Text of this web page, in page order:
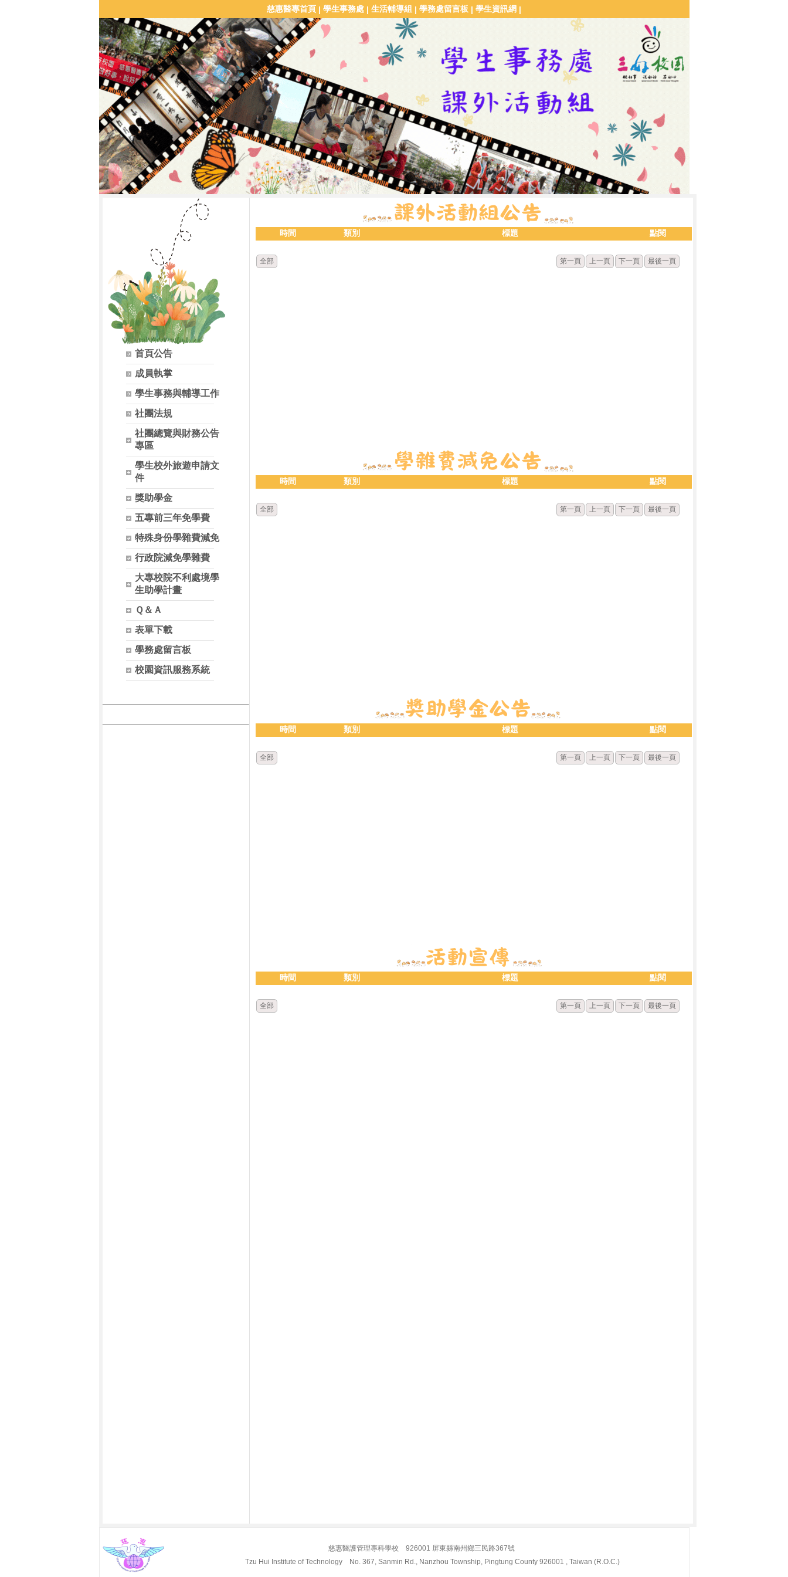
慈惠醫專首頁 | 學生事務處 | 生活輔導組 | 學務處留言板 | 學生資訊網 |
首頁公告
成員執掌
學生事務與輔導工作
社團法規
社團總覽與財務公告
專區
學生校外旅遊申請文
件
獎助學金
五專前三年免學費
特殊身份學雜費減免
行政院減免學雜費
大專校院不利處境學
生助學計畫
Ｑ＆Ａ
表單下載
學務處留言板
校園資訊服務系統
時間 類別 標題 點閱
全部 第一頁 上一頁 下一頁 最後一頁
時間 類別 標題 點閱
全部 第一頁 上一頁 下一頁 最後一頁
時間 類別 標題 點閱
全部 第一頁 上一頁 下一頁 最後一頁
時間 類別 標題 點閱
全部 第一頁 上一頁 下一頁 最後一頁
慈惠醫護管理專科學校 926001 屏東縣南州鄉三民路367號
Tzu Hui Institute of Technology No. 367, Sanmin Rd., Nanzhou Township, Pingtung County 926001 , Taiwan (R.O.C.)